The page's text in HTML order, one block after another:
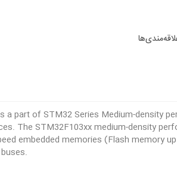
a part of STM32 Series Medium-density
The STM32F103xx medium-density
embedded memories (Flash memory